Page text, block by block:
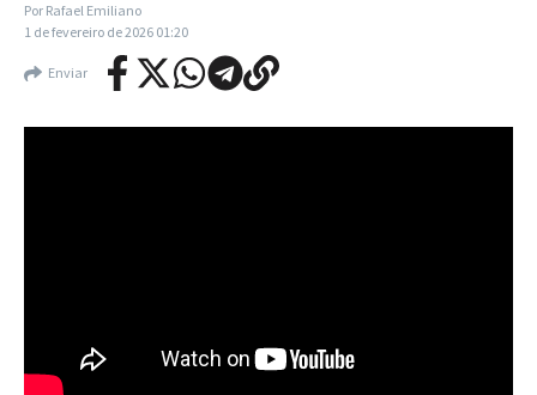
Por Rafael Emiliano
1 de fevereiro de 2026 01:20
Enviar